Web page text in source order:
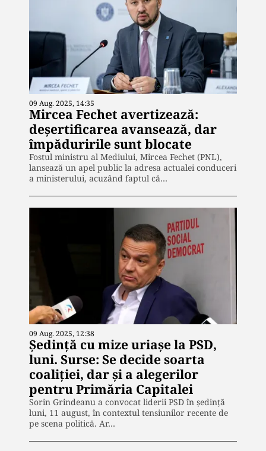
09 Aug. 2025, 14:35
Mircea Fechet avertizează:
deșertificarea avansează, dar
împăduririle sunt blocate
Fostul ministru al Mediului, Mircea Fechet (PNL),
lansează un apel public la adresa actualei conduceri
a ministerului, acuzând faptul că…
09 Aug. 2025, 12:38
Ședință cu mize uriașe la PSD,
luni. Surse: Se decide soarta
coaliției, dar și a alegerilor
pentru Primăria Capitalei
Sorin Grindeanu a convocat liderii PSD în ședință
luni, 11 august, în contextul tensiunilor recente de
pe scena politică. Ar…